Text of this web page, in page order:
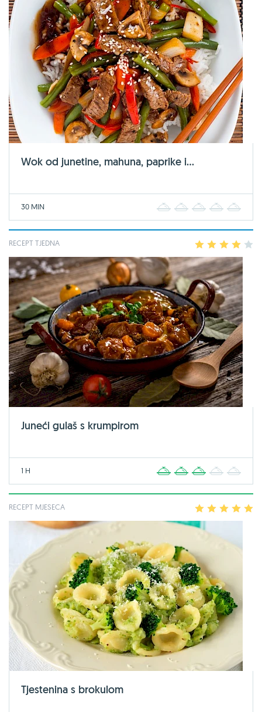
Wok od junetine, mahuna, paprike i...
30 MIN 2 3 4
RECEPT TJEDNA 2 3 4
Juneći gulaš s krumpirom
1 H 2 3 4
RECEPT MJESECA 2 3 4
Tjestenina s brokulom